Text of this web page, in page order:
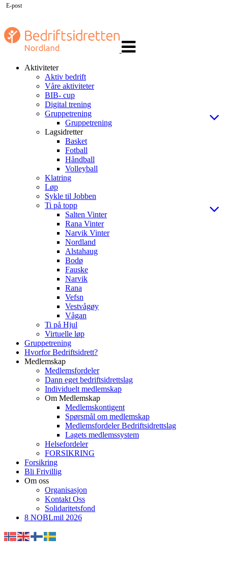
navigasjon
Aktiviteter
Aktiv bedrift
Våre aktiviteter
BIB- cup
Digital trening
Gruppetrening
Gruppetrening
Lagsidretter
Basket
Fotball
Håndball
Volleyball
Klatring
Løp
Sykle til Jobben
Ti på topp
Salten Vinter
Rana Vinter
Narvik Vinter
Nordland
Alstahaug
Bodø
Fauske
Narvik
Rana
Vefsn
Vestvågøy
Vågan
Ti på Hjul
Virtuelle løp
Gruppetrening
Hvorfor Bedriftsidrett?
Medlemskap
Medlemsfordeler
Dann eget bedriftsidrettslag
Individuelt medlemskap
Om Medlemskap
Medlemskontigent
Spørsmål om medlemskap
Medlemsfordeler Bedriftsidrettslag
Lagets medlemssystem
Helsefordeler
FORSIKRING
Forsikring
Bli Frivillig
Om oss
Organisasjon
Kontakt Oss
Solidaritetsfond
8 NOBLmil 2026
E-post